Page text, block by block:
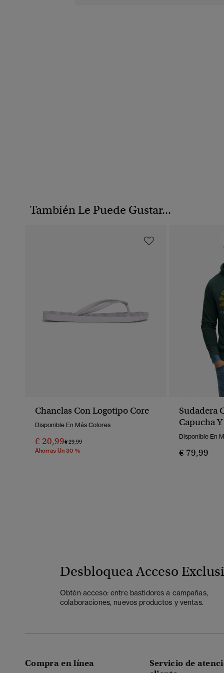
También Le Puede Gustar...
Chanclas Con Logotipo Core
Disponible En Más Colores
€ 20,99Precio Rebajado De
€ 29,99A
Ahorras Un 30 %
Sudadera
Capucha
Logo
Disponible En
€ 79,99
Desbloquea Acceso
Obtén acceso: entre bastidores a campañas,
colaboraciones, nuevos productos y ventas.
Compra en línea
Servicio de